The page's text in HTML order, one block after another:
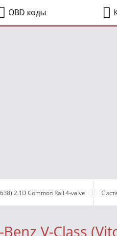
OBD коды
2.1D Common Rail 4-valve
V-Class